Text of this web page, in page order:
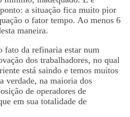
a situação fica muito pior
o fator tempo. Ao menos 6
maneira.
fato da refinaria estar num
dos trabalhadores, no qual
está saindo e temos muitos
verdade, na maioria dos
de operadores de
em sua totalidade de